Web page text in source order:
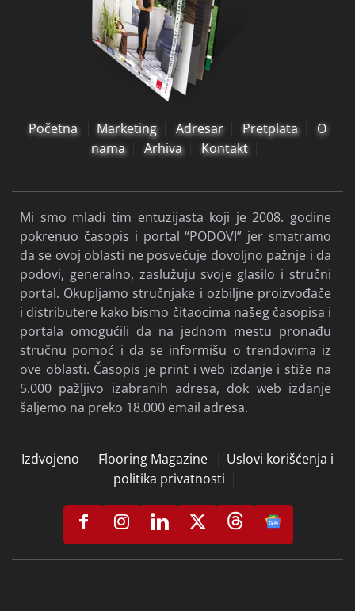
Početna Marketing Adresar Pretplata
O
nama
Arhiva Kontakt
Mi smo mladi tim entuzijasta koji je 2008. godine
pokrenuo časopis i portal “PODOVI” jer smatramo
da se ovoj oblasti ne posvećuje dovoljno pažnje i da
podovi, generalno, zaslužuju svoje glasilo i stručni
portal. Okupljamo stručnjake i ozbiljne proizvođače
i distributere kako bismo čitaocima našeg časopisa i
portala omogućili da na jednom mestu pronađu
stručnu pomoć i da se informišu o trendovima iz
ove oblasti. Časopis je print i web izdanje i stiže na
5.000 pažljivo izabranih adresa, dok web izdanje
šaljemo na preko 18.000 email adresa.
Izdvojeno Flooring Magazine
Uslovi korišćenja i
politika privatnosti